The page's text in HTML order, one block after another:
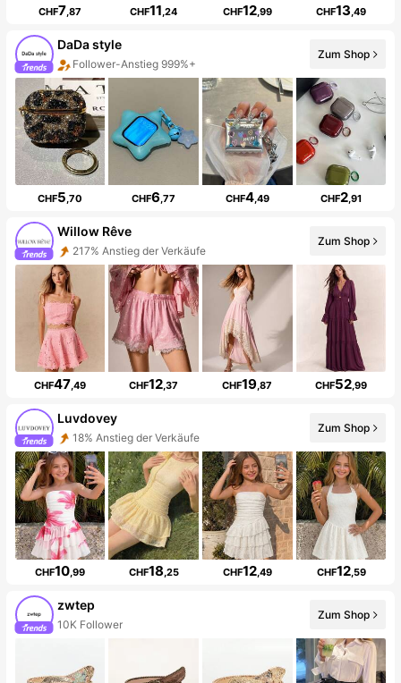
CHF7,87 CHF11 ,24 CHF12,99 CHF13 ,49
DaDa style
Follower-Anstieg 999%+
20+ Neu
Zum Shop
CHF5,70 CHF6,77 CHF4,49 CHF2,91
Willow Rêve
217% Anstieg der Verkäufe
Zum Shop
CHF47,49 CHF12,37 CHF19,87 CHF52,99
Luvdovey
18% Anstieg der Verkäufe
Zum Shop
CHF10,99 CHF18,25 CHF12,49 CHF12,59
zwtep
10K Follower
Zum Shop